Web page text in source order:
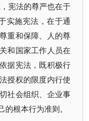
宪法的尊严也在于
实施宪法，在于通
重和保障、人的尊
和国家工作人员在
据宪法，既积极行
授权的限度内行使
社会组织、企业事
根本行为准则。